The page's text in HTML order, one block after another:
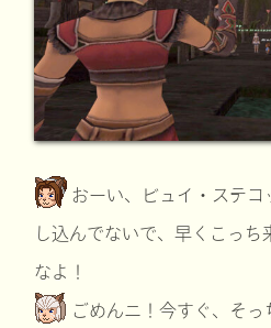
おーい、ビュイ・ステ
し込んでないで、早くこっち
なよ！
ごめんニ！今すぐ、そっ